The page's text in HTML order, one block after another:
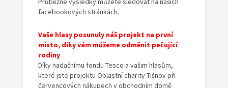
facebookových stránkách.
Vaše hlasy posunuly náš projekt na první
místo, díky vám můžeme odměnit pečující
rodiny
Díky nadačnímu fondu Tesco a vašim hlasům,
které jste projektu Oblastní charity Tišnov při
červencových nákupech v obchodním domě